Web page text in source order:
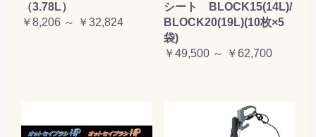
（3.78L）
￥8,206 ～ ￥32,824
シート BLOCK15(14L)/
BLOCK20(19L)(10枚×5
袋)
￥49,500 ～ ￥62,700